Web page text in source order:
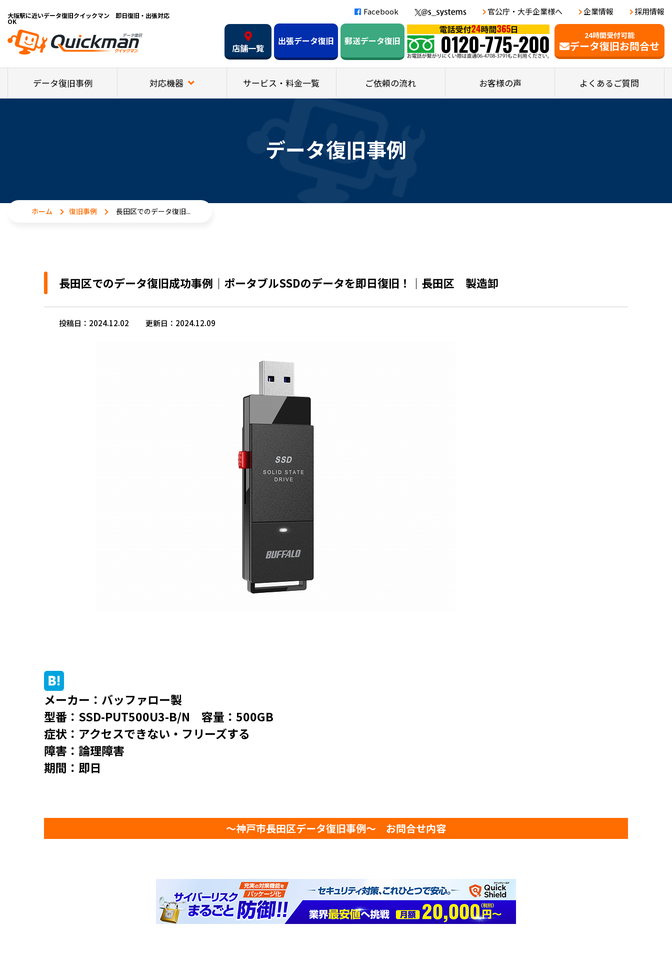
大阪駅に近いデータ復旧クイックマン 即日復旧・出張対応
OK
Facebook 官公庁・大手企業様へ 企業情報 採用情報
24時間受付可能
データ復旧お問合せ
店舗一覧
出張データ復旧 郵送データ復旧
データ復旧事例 対応機器 サービス・料金一覧 ご依頼の流れ お客様の声 よくあるご質問
データ復旧事例
ホーム 復旧事例 長田区でのデータ復旧...
長田区でのデータ復旧成功事例｜ポータブルSSDのデータを即日復旧！｜長田区 製造卸
投稿日：2024.12.02 更新日：2024.12.09
メーカー：バッファロー製
型番：SSD-PUT500U3-B/N 容量：500GB
症状：アクセスできない・フリーズする
障害：論理障害
期間：即日
～神戸市長田区データ復旧事例～ お問合せ内容